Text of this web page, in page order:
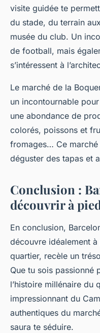
visite guidée te
du stade, du terrain
musée du club. Un
de football, mais
s’intéressent à
Le marché de la
un incontournable
une abondance de
colorés, poissons et
fromages… Ce marché
déguster des tapas et
Conclusion :
découvrir à
En conclusion,
découvre idéalement
quartier, recèle un
Que tu sois passionné
l’histoire millénaire du
impressionnant du
authentiques du
saura te séduire.